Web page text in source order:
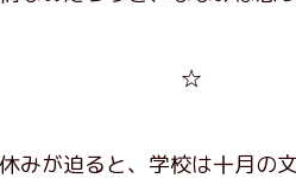
☆
が迫ると、学校は十月の